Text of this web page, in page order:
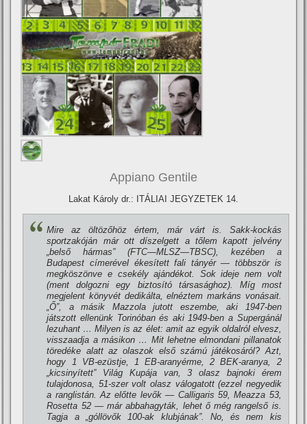
Appiano Gentile
Lakat Károly dr.: ITÁLIAI JEGYZETEK 14.
Mire az öltözőhöz értem, már várt is. Sakk-kockás
sportzakóján már ott dí­szelgett a tőlem kapott jelvény
„belső hármas” (FTC—MLSZ—TBSC), kezében a
Budapest cí­merével ékesí­tett fali tányér — többször is
megköszönve e csekély ajándékot. Sok ideje nem volt
(ment dolgozni egy biztosí­tó társasághoz). Mí­g most
megjelent könyvét dedikálta, elnéztem markáns vonásait.
„Ő”, a másik Mazzola jutott eszembe, aki 1947-ben
játszott ellenünk Torinóban és aki 1949-ben a Supergánál
lezuhant … Milyen is az élet: amit az egyik oldalról elvesz,
visszaadja a másikon … Mit lehetne elmondani pillanatok
töredéke alatt az olaszok első számú játékosáról? Azt,
hogy 1 VB-ezüstje, 1 EB-aranyérme, 2 BEK-aranya, 2
„kicsinyí­tett” Világ Kupája van, 3 olasz bajnoki érem
tulajdonosa, 51-szer volt olasz válogatott (ezzel negyedik
a ranglistán. Az előtte levők — Calligaris 59, Meazza 53,
Rosetta 52 — már abbahagyták, lehet ő még rangelső is.
Tagja a „góllövők 100-ak klubjának”. No, és nem kis